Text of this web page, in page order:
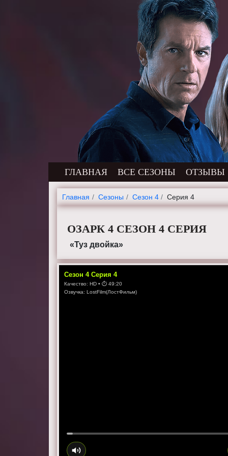
ГЛАВНАЯ ВСЕ СЕЗОНЫ ОТЗЫВЫ
Главная Cезоны Сезон 4 Серия 4
ОЗАРК 4 СЕЗОН 4 СЕРИЯ
«Туз двойка»
Сезон4 Серия4
Качество:HD • ⏱49:20
Озвучка:LostFilm(ЛостФильм)